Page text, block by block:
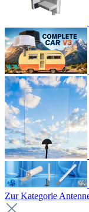
Zur Kategorie